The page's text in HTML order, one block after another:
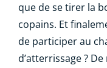
que de se tirer la
copains. Et
de participer au
d’atterrissage ?